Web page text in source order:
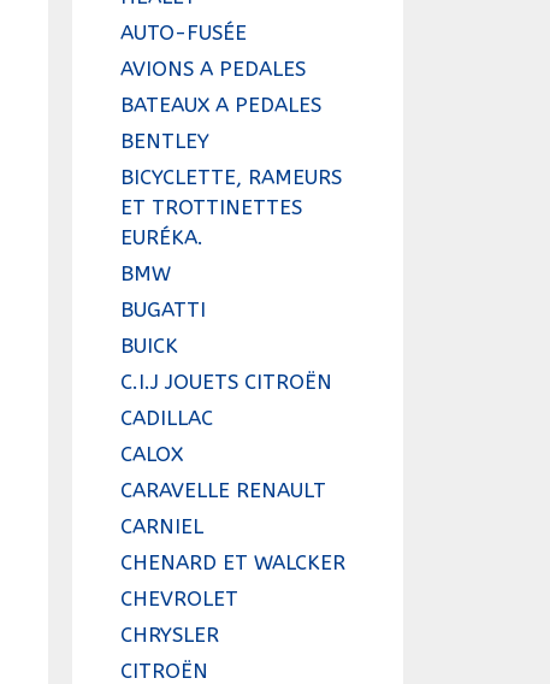
AUTO-FUSÉE
AVIONS A PEDALES
BATEAUX A PEDALES
BENTLEY
BICYCLETTE, RAMEURS
ET TROTTINETTES
EURÉKA.
BMW
BUGATTI
BUICK
C.I.J JOUETS CITROËN
CADILLAC
CALOX
CARAVELLE RENAULT
CARNIEL
CHENARD ET WALCKER
CHEVROLET
CHRYSLER
CITROËN